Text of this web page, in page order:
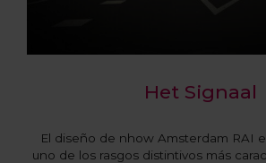
Het Signaal
El diseño de nhow Amsterdam RAI
uno de los rasgos distintivos más